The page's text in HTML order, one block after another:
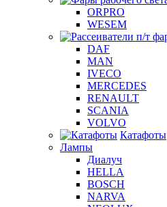
ORPRO
WESEM
DAF
MAN
IVECO
MERCEDES
RENAULT
SCANIA
VOLVO
Катафоты
Лампы
Диалуч
HELLA
BOSCH
NARVA